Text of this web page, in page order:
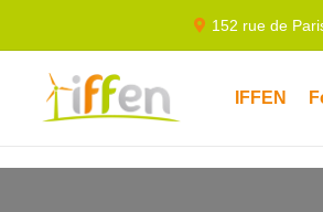
152 rue de
IFFEN